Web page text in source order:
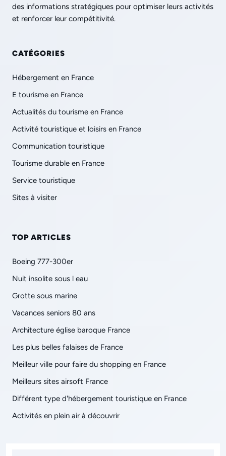
des informations stratégiques pour optimiser leurs activités
et renforcer leur compétitivité.
CATÉGORIES
Hébergement en France
E tourisme en France
Actualités du tourisme en France
Activité touristique et loisirs en France
Communication touristique
Tourisme durable en France
Service touristique
Sites à visiter
TOP ARTICLES
Boeing 777-300er
Nuit insolite sous l eau
Grotte sous marine
Vacances seniors 80 ans
Architecture église baroque France
Les plus belles falaises de France
Meilleur ville pour faire du shopping en France
Meilleurs sites airsoft France
Différent type d'hébergement touristique en France
Activités en plein air à découvrir